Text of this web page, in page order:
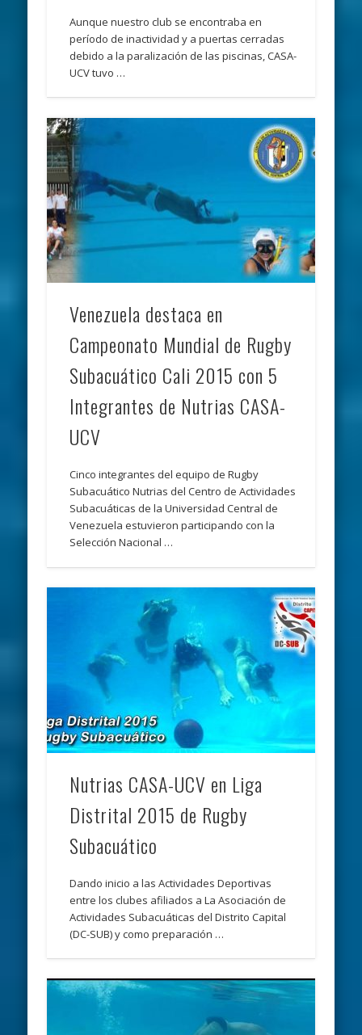
Aunque nuestro club se encontraba en
período de inactividad y a puertas cerradas
debido a la paralización de las piscinas, CASA-
UCV tuvo …
Venezuela destaca en
Campeonato Mundial de Rugby
Subacuático Cali 2015 con 5
Integrantes de Nutrias CASA-
UCV
Cinco integrantes del equipo de Rugby
Subacuático Nutrias del Centro de Actividades
Subacuáticas de la Universidad Central de
Venezuela estuvieron participando con la
Selección Nacional …
Nutrias CASA-UCV en Liga
Distrital 2015 de Rugby
Subacuático
Dando inicio a las Actividades Deportivas
entre los clubes afiliados a La Asociación de
Actividades Subacuáticas del Distrito Capital
(DC-SUB) y como preparación …